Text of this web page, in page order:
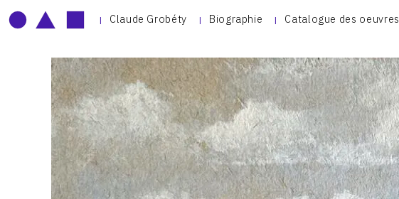
Claude Grobéty Biographie Catalogue des oeuvres